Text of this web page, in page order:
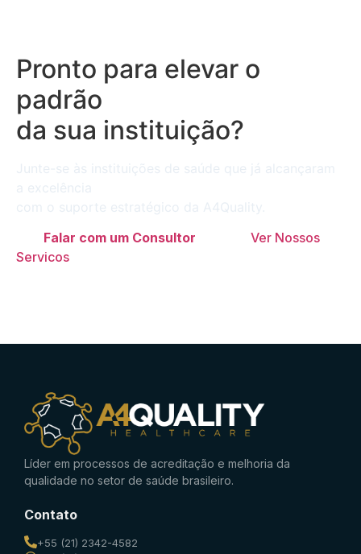
Pronto para elevar o
padrão
da sua instituição?
Junte-se às instituições de saúde que já alcançaram
a excelência
com o suporte estratégico da A4Quality.
Falar com um Consultor
Ver Nossos
Servicos
Líder em processos de acreditação e melhoria da
qualidade no setor de saúde brasileiro.
Contato
+55 (21) 2342-4582